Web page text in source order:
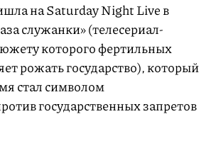
на Saturday Night Live в
служанки» (телесериал-
которого фертильных
рожать государство), который
стал символом
государственных запретов